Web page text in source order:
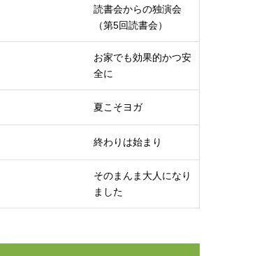
読書会からの独演会
（第5回読書会）
お家でも効果的かつ安
全に
夏こそヨガ
終わりは始まり
そのまんま大人になり
ました